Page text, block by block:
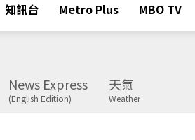
知訊台 Metro Plus MBO TV
News Express
(English Edition)
天氣
Weather